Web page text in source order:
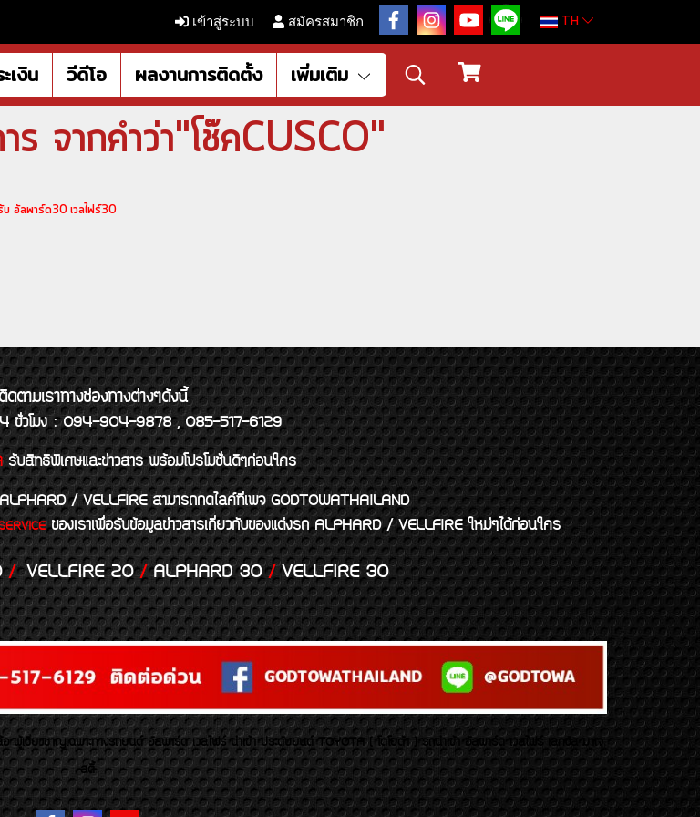
เข้าสู่ระบบ สมัครสมาชิก TH
เงิน วีดีโอ ผลงานการติดตั้ง เพิ่มเติม
จากคำว่า"โช๊คCUSCO"
อัลพาร์ด30 เวลไฟร์30
ตามเราทางช่องทางต่างๆดังนี้
ชั่วโมง : 094-904-9878 , 085-517-6129
รับสิทธิพิเศษและข่าวสาร พร้อมโปรโมชั่นดีๆก่อนใคร
/ VELLFIRE สามารถกดไลค์ที่เพจ GODTOWATHAILAND
ของเราเพื่อรับข้อมูลข่าวสารเกี่ยวกับของแต่งรถ ALPHARD / VELLFIRE ใหม่ๆได้ก่อนใคร
/VELLFIRE 20/ALPHARD 30/VELLFIRE 30
ชี่ยวชาญเฉพาะทางรถยนต์ อัลพาร์ด เวลไฟร์ นำเข้า ประดับยนต์ TOYOTA ( โตโยต้า ) รถนำเข้า อัลพาร์ด เวลไฟร์ เลกซัส มาเจ
สตี้